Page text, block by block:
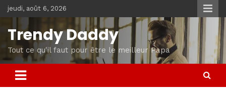
Skip
to
content
jeudi, août 6, 2026
Trendy Daddy
Tout ce qu'il faut pour être le meilleur Papa